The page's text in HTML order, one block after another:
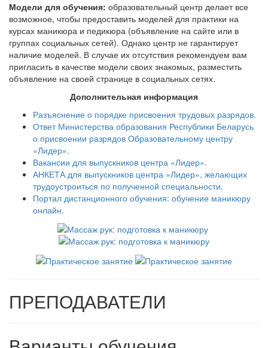
Модели для обучения: образовательный центр делает все
возможное, чтобы предоставить моделей для практики на
курсах маникюра и педикюра (объявление на сайте или в
группах социальных сетей). Однако центр не гарантирует
наличие моделей. В случае их отсутствия рекомендуем вам
пригласить в качестве модели своих знакомых, разместить
объявление на своей странице в социальных сетях.
Дополнительная информация
Разъяснение о порядке присвоения трудовых разрядов.
Ответ Министерства образования Республики Беларусь
о присвоении разрядов Образовательному центру
«Лидер».
Вакансии для выпускников центра «Лидер».
АНКЕТА для выпускников центра «Лидер», желающих
трудоустроиться по полученной специальности.
Портал дистанционного обучения: обучение маникюру
онлайн.
ПРЕПОДАВАТЕЛИ